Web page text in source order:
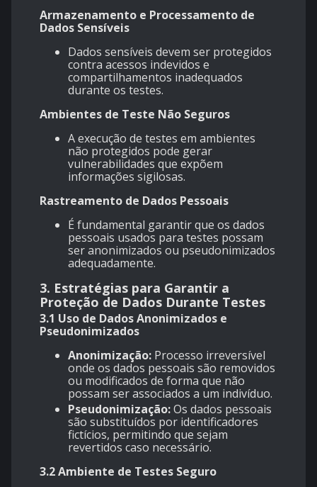
Armazenamento e Processamento de
Dados Sensíveis
Dados sensíveis devem ser protegidos
contra acessos indevidos e
compartilhamentos inadequados
durante os testes.
Ambientes de Teste Não Seguros
A execução de testes em ambientes
não protegidos pode gerar
vulnerabilidades que expõem
informações sigilosas.
Rastreamento de Dados Pessoais
É fundamental garantir que os dados
pessoais usados para testes possam
ser anonimizados ou pseudonimizados
adequadamente.
3. Estratégias para Garantir a
Proteção de Dados Durante Testes
3.1 Uso de Dados Anonimizados e
Pseudonimizados
Anonimização: Processo irreversível
onde os dados pessoais são removidos
ou modificados de forma que não
possam ser associados a um indivíduo.
Pseudonimização:Os dados pessoais
são substituídos por identificadores
fictícios, permitindo que sejam
revertidos caso necessário.
3.2 Ambiente de Testes Seguro